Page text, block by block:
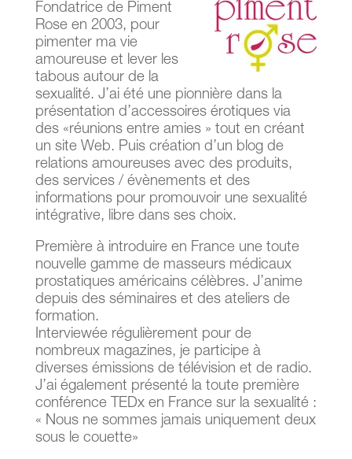
Fondatrice de Piment
Rose en 2003, pour
pimenter ma vie
amoureuse et lever les
tabous autour de la
sexualité. J’ai été une pionnière dans la
présentation d’accessoires érotiques via
des «réunions entre amies » tout en créant
un site Web. Puis création d’un blog de
relations amoureuses avec des produits,
des services / évènements et des
informations pour promouvoir une sexualité
intégrative, libre dans ses choix.
Première à introduire en France une toute
nouvelle gamme de masseurs médicaux
prostatiques américains célèbres. J’anime
depuis des séminaires et des ateliers de
formation.
Interviewée régulièrement pour de
nombreux magazines, je participe à
diverses émissions de télévision et de radio.
J’ai également présenté la toute première
conférence TEDx en France sur la sexualité :
« Nous ne sommes jamais uniquement deux
sous le couette»